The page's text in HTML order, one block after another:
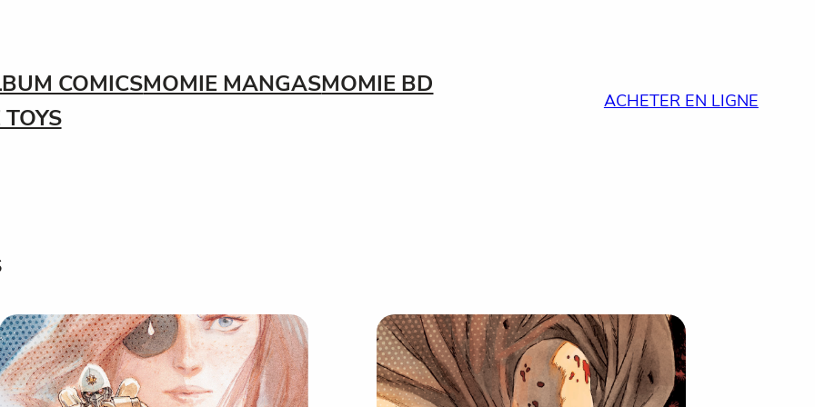
COMICSMOMIE MANGASMOMIE BD
ACHETER EN LIGNE